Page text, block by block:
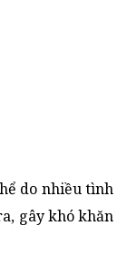
do nhiều tình
gây khó khăn